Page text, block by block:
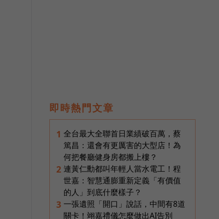
即時熱門文章
1 全台最大全聯首日業績破百萬，蔡
篤昌：還會有更厲害的大型店！為
何把餐廳健身房都搬上樓？
2 連黃仁勳都叫年輕人當水電工！程
世嘉：智慧通膨重新定義「有價值
的人」到底什麼樣子？
3 一張遺照「開口」說話，中間有8道
關卡！翊嘉禮儀怎麼做出AI告別